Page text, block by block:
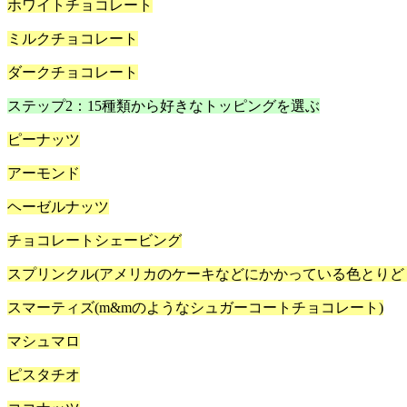
ホワイトチョコレート
ミルクチョコレート
ダークチョコレート
ステップ2：15種類から好きなトッピングを選ぶ
ピーナッツ
アーモンド
ヘーゼルナッツ
チョコレートシェービング
スプリンクル(アメリカのケーキなどにかかっている色とり
スマーティズ(m&mのようなシュガーコートチョコレート)
マシュマロ
ピスタチオ